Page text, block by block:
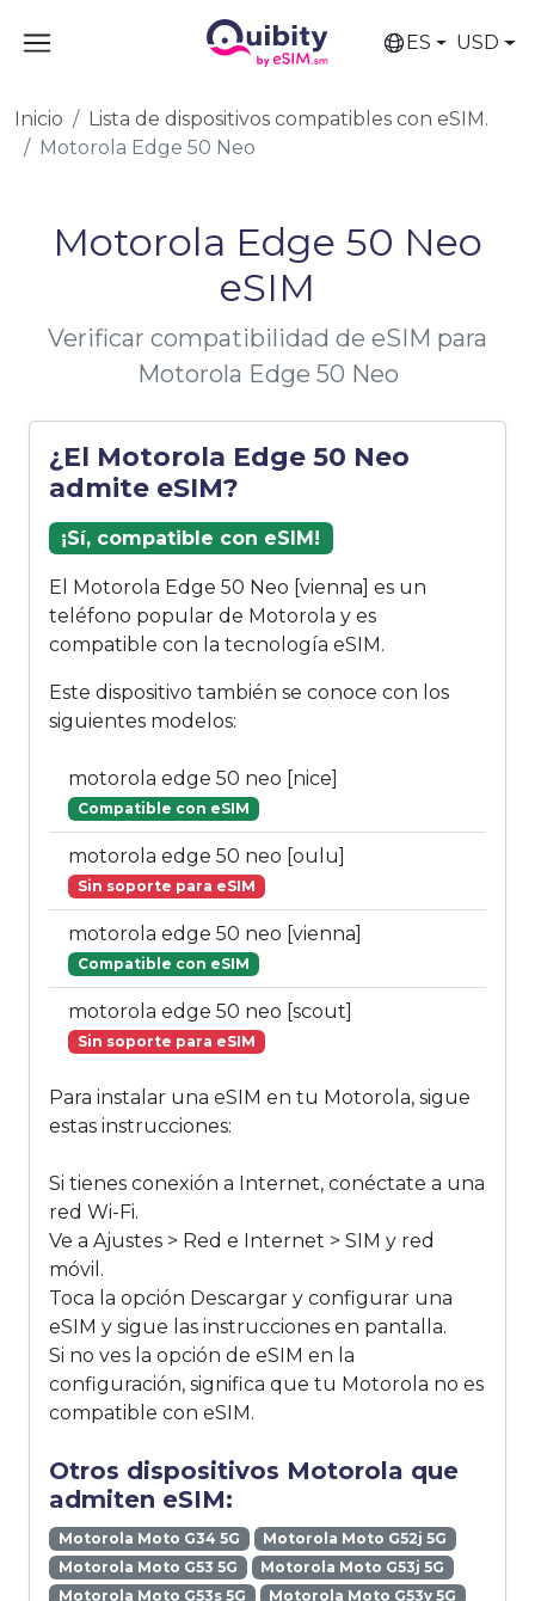
ES USD
Inicio
Lista de dispositivos compatibles con eSIM.
Motorola Edge 50 Neo
Motorola Edge 50 Neo
eSIM
Verificar compatibilidad de eSIM para
Motorola Edge 50 Neo
¿El Motorola Edge 50 Neo
admite eSIM?
¡Sí, compatible con eSIM!
El Motorola Edge 50 Neo [vienna] es un
teléfono popular de Motorola y es
compatible con la tecnología eSIM.
Este dispositivo también se conoce con los
siguientes modelos:
motorola edge 50 neo [nice]
Compatible con eSIM
motorola edge 50 neo [oulu]
Sin soporte para eSIM
motorola edge 50 neo [vienna]
Compatible con eSIM
motorola edge 50 neo [scout]
Sin soporte para eSIM
Para instalar una eSIM en tu Motorola, sigue
estas instrucciones:
Si tienes conexión a Internet, conéctate a una
red Wi-Fi.
Ve a Ajustes > Red e Internet > SIM y red
móvil.
Toca la opción Descargar y configurar una
eSIM y sigue las instrucciones en pantalla.
Si no ves la opción de eSIM en la
configuración, significa que tu Motorola no es
compatible con eSIM.
Otros dispositivos Motorola que
admiten eSIM:
Motorola Moto G34 5G
Motorola Moto G52j 5G
Motorola Moto G53 5G
Motorola Moto G53j 5G
Motorola Moto G53s 5G
Motorola Moto G53y 5G